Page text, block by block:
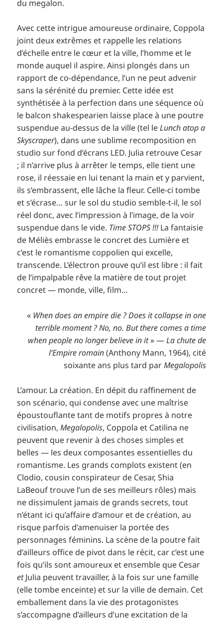
du megalon.
Avec cette intrigue amoureuse ordinaire, Coppola
joint deux extrêmes et rappelle les relations
d’échelle entre le cœur et la ville, l’homme et le
monde auquel il aspire. Ainsi plongés dans un
rapport de co-dépendance, l’un ne peut advenir
sans la sérénité du premier. Cette idée est
synthétisée à la perfection dans une séquence où
le balcon shakespearien laisse place à une poutre
suspendue au-dessus de la ville (tel leLunch atop a
Skyscraper), dans une sublime recomposition en
studio sur fond d’écrans LED. Julia retrouve Cesar
; il n’arrive plus à arrêter le temps, elle tient une
rose, il réessaie en lui tenant la main et y parvient,
ils s’embrassent, elle lâche la fleur. Celle-ci tombe
et s’écrase… sur le sol du studio semble-t-il, le sol
réel donc, avec l’impression à l’image, de la voir
suspendue dans le vide. Time STOPS !!!La fantaisie
de Méliès embrasse le concret des Lumière et
c’est le romantisme coppolien qui excelle,
transcende. L’électron prouve qu’il est libre : il fait
de l’impalpable rêve la matière de tout projet
concret — monde, ville, film…
« When does an empire die ? Does it collapse in one
terrible moment ? No, no. But there comes a time
when people no longer believe in it» —La chute de
l’Empire romain(Anthony Mann, 1964), cité
soixante ans plus tard parMegalopolis
L’amour. La création. En dépit du raffinement de
son scénario, qui condense avec une maîtrise
époustouflante tant de motifs propres à notre
civilisation,Megalopolis, Coppola et Catilina ne
peuvent que revenir à des choses simples et
belles — les deux composantes essentielles du
romantisme. Les grands complots existent (en
Clodio, cousin conspirateur de Cesar, Shia
LaBeouf trouve l’un de ses meilleurs rôles) mais
ne dissimulent jamais de grands secrets, tout
n’étant ici qu’affaire d’amour et de création, au
risque parfois d’amenuiser la portée des
personnages féminins. La scène de la poutre fait
d’ailleurs office de pivot dans le récit, car c’est une
fois qu’ils sont amoureux et ensemble que Cesar
etJulia peuvent travailler, à la fois sur une famille
(elle tombe enceinte) et sur la ville de demain. Cet
emballement dans la vie des protagonistes
s’accompagne d’ailleurs d’une excitation de la